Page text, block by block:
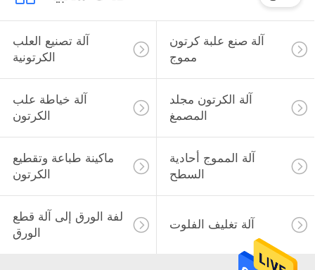
آلة تصنيع العلب
الكرتونية
آلة صنع علبة كرتون
مموج
آلة خياطة علب
الكرتون
آلة الكرتون مجلد
المصمغ
ماكينة طباعة وتقطيع
الكرتون
آلة المموج أحادية
السطح
لفة الورق إلى آلة قطع
الورق
آلة تغليف الفلوت